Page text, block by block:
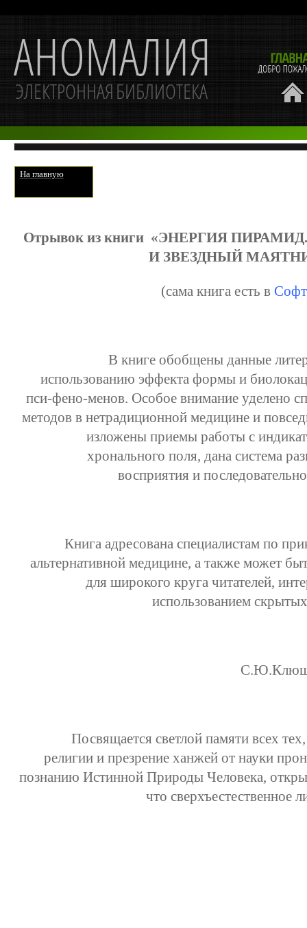
На главную
Отрывок из книги «ЭНЕРГИЯ
И ЗВЕЗДНЫЙ
(сама книга есть в
В книге обобщены данные
использованию эффекта формы и
пси-фено-менов. Особое внимание уделено
методов в нетрадиционной медицине и
изложены приемы работы с
хронального поля, дана система
восприятия и
Книга адресована специалистам по
альтернативной медицине, а также может
для широкого круга читателей,
использованием
Посвящается светлой памяти всех
религии и презрение ханжей от науки
познанию Истинной Природы Человека,
что сверхъестественное